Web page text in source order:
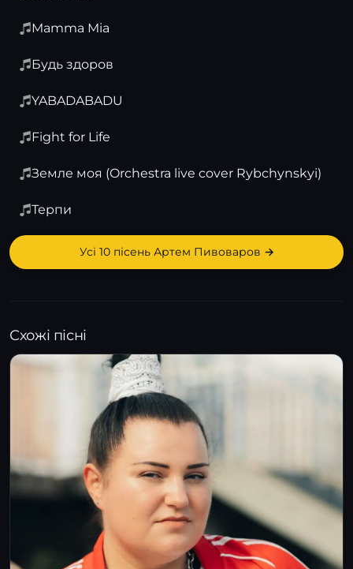
Mamma Mia
Будь здоров
YABADABADU
Fight for Life
Земле моя (Orchestra live cover Rybchynskyi)
Терпи
Усі 10 пісень Артем Пивоваров →
Схожі пісні